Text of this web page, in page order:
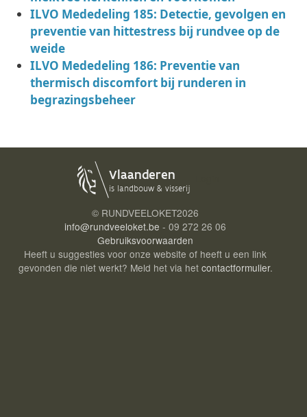
ILVO Mededeling 185: Detectie, gevolgen en
preventie van hittestress bij rundvee op de
weide
ILVO Mededeling 186: Preventie van
thermisch discomfort bij runderen in
begrazingsbeheer
© RUNDVEELOKET2026
info@rundveeloket.be - 09 272 26 06
Gebruiksvoorwaarden
Heeft u suggesties voor onze website of heeft u een link
gevonden die niet werkt? Meld het via het contactformulier.